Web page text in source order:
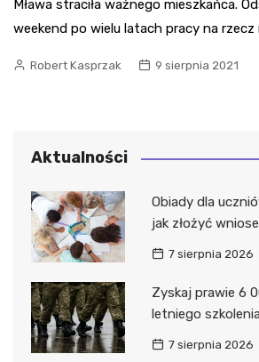
Mława straciła ważnego mieszkańca.
weekend po wielu latach pracy na rzecz
Robert Kasprzak 9 sierpnia 2021
Aktualności
Obiady dla
jak złożyć
7 sierpnia 2026
Zyskaj prawie 6
letniego
7 sierpnia 2026